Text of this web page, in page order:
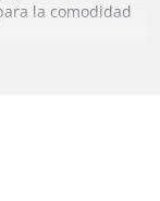
la comodidad
esfuerzo y